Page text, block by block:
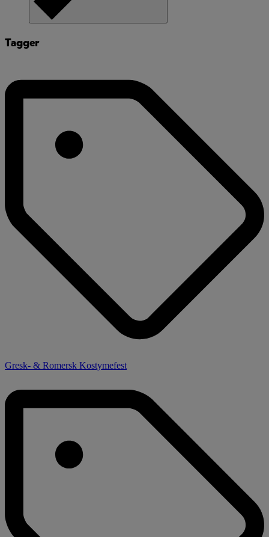
Tagger
Gresk- & Romersk Kostymefest